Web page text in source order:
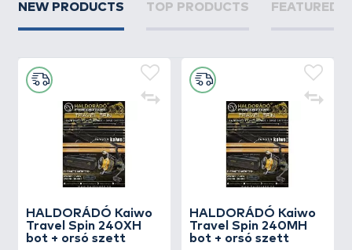
NEW PRODUCTS TOP PRODUCTS FEATURED
HALDORÁDÓ Kaiwo
Travel Spin 240XH
bot + orsó szett
HALDORÁDÓ Kaiwo
Travel Spin 240MH
bot + orsó szett